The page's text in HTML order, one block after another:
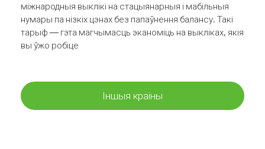
міжнародныя выклікі на стацыянарныя і мабільныя
нумары па нізкіх цэнах без папаўнення балансу. Такі
тарыф — гэта магчымасць эканоміць на выкліках, якія
вы ўжо робіце
Іншыя краіны